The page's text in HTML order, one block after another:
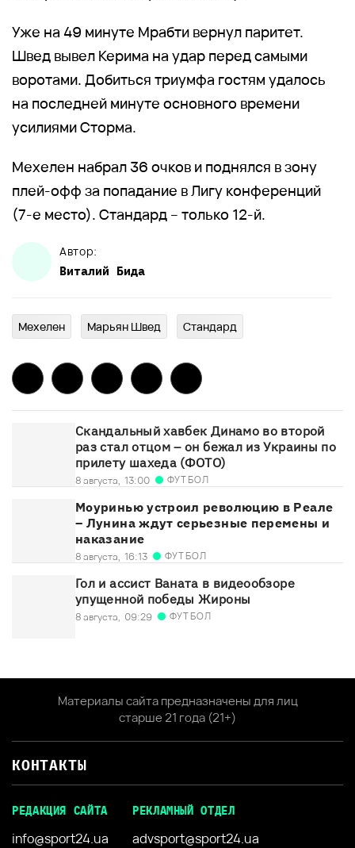
Уже на 49 минуте Мрабти вернул паритет.
Швед вывел Керима на удар перед самыми
воротами. Добиться триумфа гостям удалось
на последней минуте основного времени
усилиями Сторма.
Мехелен набрал 36 очков и поднялся в зону
плей-офф за попадание в Лигу конференций
(7-е место). Стандард – только 12-й.
Автор:
Виталий Бида
Мехелен Марьян Швед Стандард
Скандальный хавбек Динамо во второй
раз стал отцом – он бежал из Украины по
прилету шахеда (ФОТО)
8 августа, 13:00 ФУТБОЛ
Моуринью устроил революцию в Реале
– Лунина ждут серьезные перемены и
наказание
8 августа, 16:13 ФУТБОЛ
Гол и ассист Ваната в видеообзоре
упущенной победы Жироны
8 августа, 09:29 ФУТБОЛ
Материалы сайта предназначены для лиц
старше 21 года (21+)
КОНТАКТЫ
РЕДАКЦИЯ САЙТА
info@sport24.ua
РЕКЛАМНЫЙ ОТДЕЛ
advsport@sport24.ua